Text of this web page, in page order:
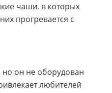
чаши, в которых
прогревается с
но он не оборудован
любителей